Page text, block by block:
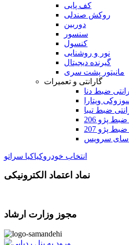
کف پایی
روکش صندلی
دوربین
سنسور
کنسول
نور و روشنایی
گیرنده دیجیتال
مانیتور پشت سری
گارانتی و تعمیرات
ضبط دنا
ویتارا
ضبط تیبا
پژو 206
پژو 207
سای سرویس
انتخاب خودروکیاکیا سراتو
نماد اعتماد الکترونیکی
مجوز وزارت ارشاد